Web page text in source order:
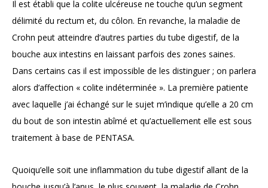
Il est établi que la colite ulcéreuse ne touche qu’un segment
délimité du rectum et, du côlon. En revanche, la maladie de
Crohn peut atteindre d’autres parties du tube digestif, de la
bouche aux intestins en laissant parfois des zones saines.
Dans certains cas il est impossible de les distinguer ; on parlera
alors d’affection « colite indéterminée ». La première patiente
avec laquelle j’ai échangé sur le sujet m’indique qu’elle a 20 cm
du bout de son intestin abîmé et qu’actuellement elle est sous
traitement à base de PENTASA.
Quoiqu’elle soit une inflammation du tube digestif allant de la